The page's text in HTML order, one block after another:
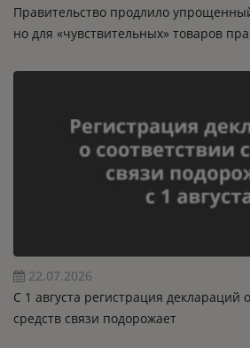
Правительство продлило
но для «чувствительных» товаров
22.07.2026
C 1 августа регистрация деклараций
средств связи подорожает